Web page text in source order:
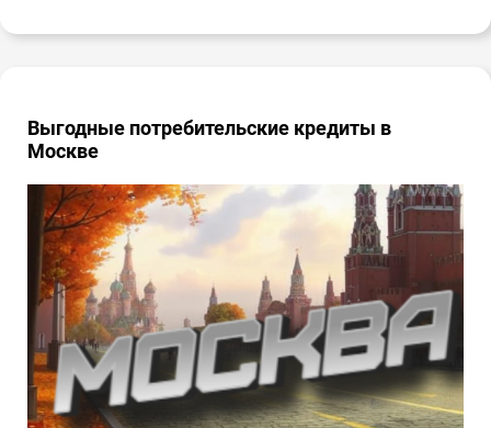
Выгодные потребительские кредиты в
Москве